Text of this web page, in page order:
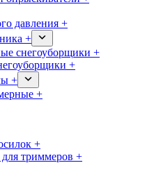
давления +
+
снегоуборщики +
+
+
+
+
триммеров +